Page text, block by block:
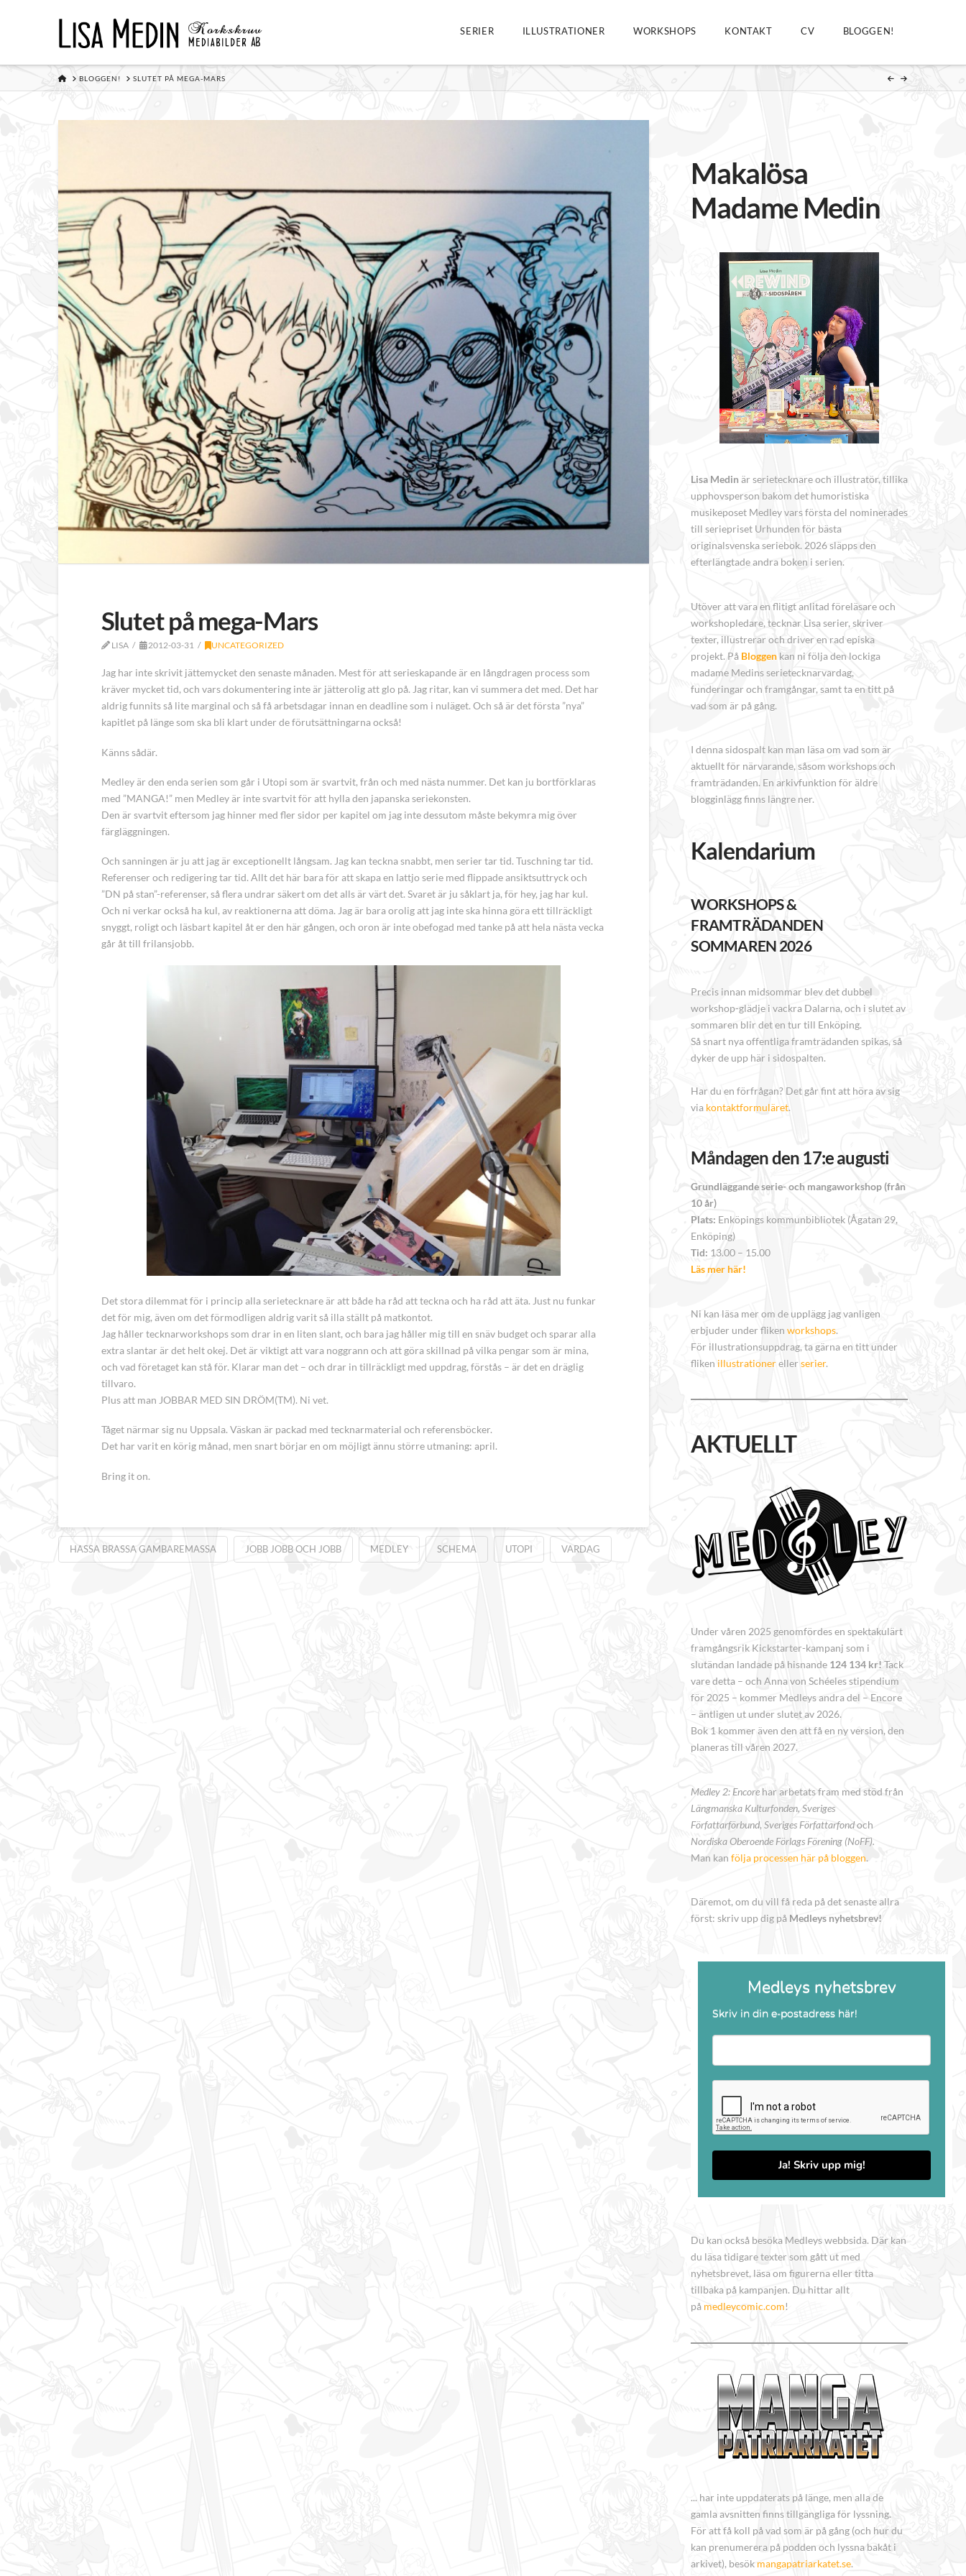
SERIER ILLUSTRATIONER WORKSHOPS KONTAKT CV BLOGGEN!
HOMEBLOGGEN! SLUTET PÅ MEGA-MARS
Slutet på mega-Mars
LISA 2012-03-31 UNCATEGORIZED
Jag har inte skrivit jättemycket den senaste månaden. Mest för att serieskapande är en långdragen process som
kräver mycket tid, och vars dokumentering inte är jätterolig att glo på. Jag ritar, kan vi summera det med. Det har
aldrig funnits så lite marginal och så få arbetsdagar innan en deadline som i nuläget. Och så är det första ”nya”
kapitlet på länge som ska bli klart under de förutsättningarna också!
Känns sådär.
Medley är den enda serien som går i Utopi som är svartvit, från och med nästa nummer. Det kan ju bortförklaras
med ”MANGA!” men Medley är inte svartvit för att hylla den japanska seriekonsten.
Den är svartvit eftersom jag hinner med fler sidor per kapitel om jag inte dessutom måste bekymra mig över
färgläggningen.
Och sanningen är ju att jag är exceptionellt långsam. Jag kan teckna snabbt, men serier tar tid. Tuschning tar tid.
Referenser och redigering tar tid. Allt det här bara för att skapa en lattjo serie med flippade ansiktsuttryck och
”DN på stan”-referenser, så flera undrar säkert om det alls är värt det. Svaret är ju såklart ja, för hey, jag har kul.
Och ni verkar också ha kul, av reaktionerna att döma. Jag är bara orolig att jag inte ska hinna göra ett tillräckligt
snyggt, roligt och läsbart kapitel åt er den här gången, och oron är inte obefogad med tanke på att hela nästa vecka
går åt till frilansjobb.
Det stora dilemmat för i princip alla serietecknare är att både ha råd att teckna och ha råd att äta. Just nu funkar
det för mig, även om det förmodligen aldrig varit så illa ställt på matkontot.
Jag håller tecknarworkshops som drar in en liten slant, och bara jag håller mig till en snäv budget och sparar alla
extra slantar är det helt okej. Det är viktigt att vara noggrann och att göra skillnad på vilka pengar som är mina,
och vad företaget kan stå för. Klarar man det – och drar in tillräckligt med uppdrag, förstås – är det en dräglig
tillvaro.
Plus att man JOBBAR MED SIN DRÖM(TM). Ni vet.
Tåget närmar sig nu Uppsala. Väskan är packad med tecknarmaterial och referensböcker.
Det har varit en körig månad, men snart börjar en om möjligt ännu större utmaning: april.
Bring it on.
HASSA BRASSA GAMBAREMASSA JOBB JOBB OCH JOBB MEDLEY SCHEMA UTOPI VARDAG
Makalösa
Madame Medin
Lisa Medin är serietecknare och illustratör, tillika
upphovsperson bakom det humoristiska
musikeposet Medley vars första del nominerades
till seriepriset Urhunden för bästa
originalsvenska seriebok. 2026 släpps den
efterlängtade andra boken i serien.
Utöver att vara en flitigt anlitad föreläsare och
workshopledare, tecknar Lisa serier, skriver
texter, illustrerar och driver en rad episka
projekt. På Bloggen kan ni följa den lockiga
madame Medins serietecknarvardag,
funderingar och framgångar, samt ta en titt på
vad som är på gång.
I denna sidospalt kan man läsa om vad som är
aktuellt för närvarande, såsom workshops och
framträdanden. En arkivfunktion för äldre
blogginlägg finns längre ner.
Kalendarium
WORKSHOPS &
FRAMTRÄDANDEN
SOMMAREN 2026
Precis innan midsommar blev det dubbel
workshop-glädje i vackra Dalarna, och i slutet av
sommaren blir det en tur till Enköping.
Så snart nya offentliga framträdanden spikas, så
dyker de upp här i sidospalten.
Har du en förfrågan? Det går fint att höra av sig
via kontaktformuläret.
Måndagen den 17:e augusti
Grundläggande serie- och mangaworkshop (från
10 år)
Plats: Enköpings kommunbibliotek (Ågatan 29,
Enköping)
Tid: 13.00 – 15.00
Läs mer här!
Ni kan läsa mer om de upplägg jag vanligen
erbjuder under flikenworkshops.
För illustrationsuppdrag, ta gärna en titt under
fliken illustrationerellerserier.
AKTUELLT
Under våren 2025 genomfördes en spektakulärt
framgångsrik Kickstarter-kampanj som i
slutändan landade på hisnande 124 134 kr! Tack
vare detta – och Anna von Schéeles stipendium
för 2025 – kommer Medleys andra del – Encore
– äntligen ut under slutet av 2026.
Bok 1 kommer även den att få en ny version, den
planeras till våren 2027.
Medley 2: Encore har arbetats fram med stöd från
Längmanska Kulturfonden, Sveriges
Författarförbund,Sveriges Författarfondoch
Nordiska Oberoende Förlags Förening (NoFF).
Man kanfölja processen här på bloggen.
Däremot, om du vill få reda på det senaste allra
först: skriv upp dig på Medleys nyhetsbrev!
Medleys nyhetsbrev
Skriv in din e-postadress här!
Ja! Skriv upp mig!
Du kan också besöka Medleys webbsida. Där kan
du läsa tidigare texter som gått ut med
nyhetsbrevet, läsa om figurerna eller titta
tillbaka på kampanjen. Du hittar allt
på medleycomic.com!
... har inte uppdaterats på länge, men alla de
gamla avsnitten finns tillgängliga för lyssning.
För att få koll på vad som är på gång (och hur du
kan prenumerera på podden och lyssna bakåt i
arkivet), besök mangapatriarkatet.se.